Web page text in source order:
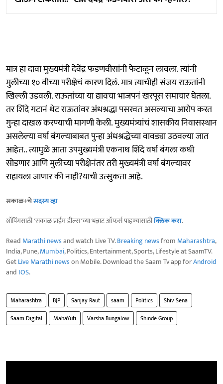
मात्र हा दावा मुख्यमंत्री देवेंद्र फडणवीसांनी फेटाळून लावला. त्यांनी
मुलीच्या १० वीच्या परीक्षेचं कारण दिलं. मात्र त्याचीही संजय राऊतांनी
खिल्ली उडवली. राऊतांच्या या द्यावचा भाजपनं खरपूस समाचार घेतला.
तर शिंदे गटानं थेट राऊतांवर अंधश्रद्धा पसरवत असल्याचा आरोप करत
गुन्हा दाखल करण्याची मागणी केली. मुख्यमंत्र्यांचं शासकीय निवासस्थान
असलेल्या वर्षा बंगल्याबाबत पुन्हा अंधश्रद्धेच्या वावड्या उठवल्या जात
आहेत.. त्यामुळे आता उपमुख्यमंत्री एकनाथ शिंदे वर्षा बंगला कधी
सोडणार आणि मुलीच्या परीक्षेनंतर तरी मुख्यमंत्री वर्षा बंगल्यावर
राहायला जाणार की नाही?याची उत्सुकता आहे.
सकाळ+चेसदस्य व्हा
शॉपिंगसाठी 'सकाळ प्राईम डील्स'च्या भन्नाट ऑफर्स पाहण्यासाठीक्लिक करा.
Read Marathi newsand watch Live TV.Breaking newsfrom Maharashtra,
India, Pune,Mumbai, Politics, Entertainment, Sports, Lifestyle at SaamTV.
GetLive Marathi newson Mobile. Download the Saam Tv app forAndroid
and IOS.
Maharashtra BJP Sanjay Raut saam Politics
Shiv Sena
Saam Digital
MahaYuti Varsha Bungalow Shinde Group